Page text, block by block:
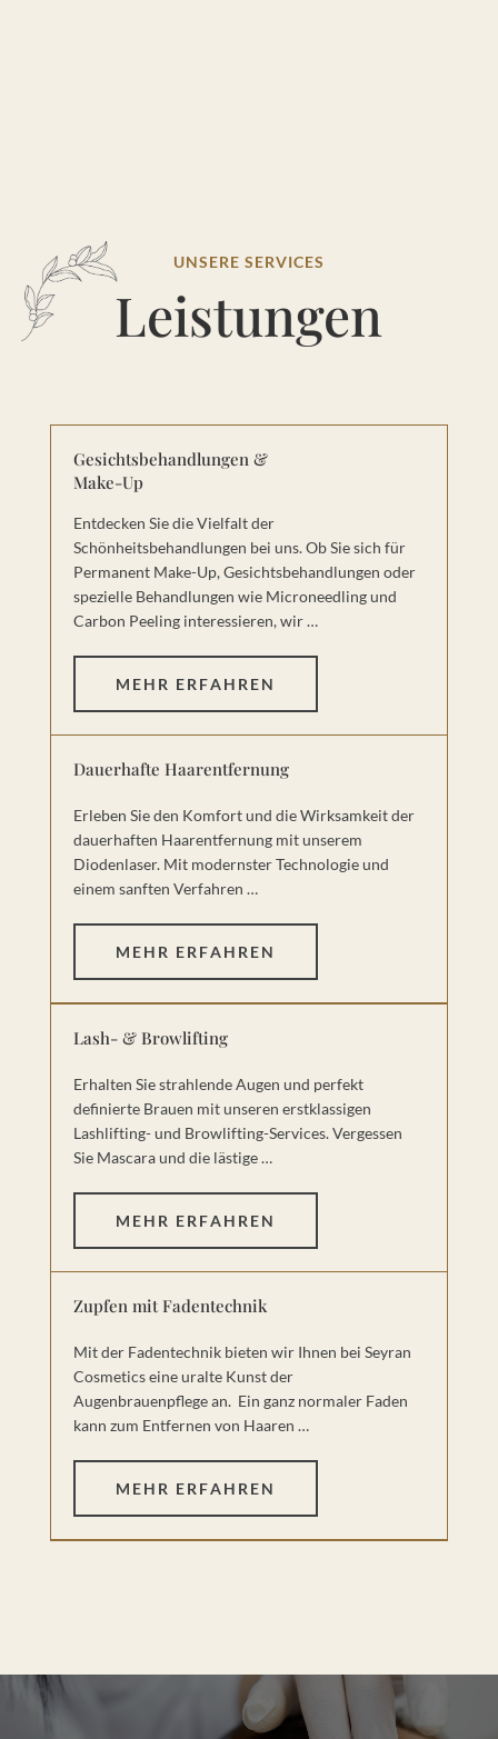
UNSERE SERVICES
Leistungen
Gesichtsbehandlungen &
Make-Up
Entdecken Sie die Vielfalt der
Schönheitsbehandlungen bei uns. Ob Sie sich für
Permanent Make-Up, Gesichtsbehandlungen oder
spezielle Behandlungen wie Microneedling und
Carbon Peeling interessieren, wir …
MEHR ERFAHREN
Dauerhafte Haarentfernung
Erleben Sie den Komfort und die Wirksamkeit der
dauerhaften Haarentfernung mit unserem
Diodenlaser. Mit modernster Technologie und
einem sanften Verfahren …
MEHR ERFAHREN
Lash- & Browlifting
Erhalten Sie strahlende Augen und perfekt
definierte Brauen mit unseren erstklassigen
Lashlifting- und Browlifting-Services. Vergessen
Sie Mascara und die lästige …
MEHR ERFAHREN
Zupfen mit Fadentechnik
Mit der Fadentechnik bieten wir Ihnen bei Seyran
Cosmetics eine uralte Kunst der
Augenbrauenpflege an. Ein ganz normaler Faden
kann zum Entfernen von Haaren …
MEHR ERFAHREN